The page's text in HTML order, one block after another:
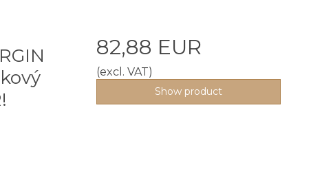
82,88 EUR
(excl. VAT)
Show product